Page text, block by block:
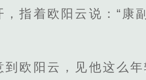
，指着欧阳云说：“康
到欧阳云，见他这么